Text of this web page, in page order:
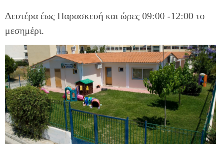
Δευτέρα έως Παρασκευή και ώρες 09:00 -12:00 το
μεσημέρι.